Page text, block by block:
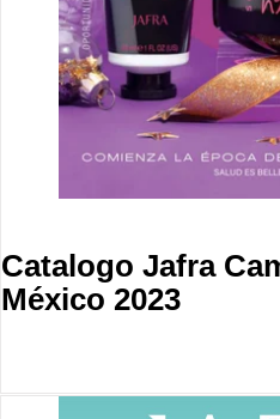
Catalogo Jafra
México 2023